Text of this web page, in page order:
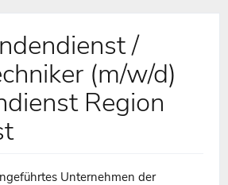
/
(m/w/d)
Region
Unternehmen der